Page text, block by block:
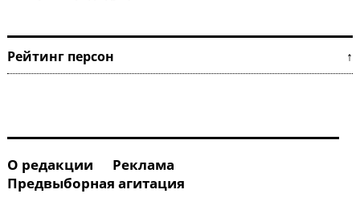
Рейтинг персон ↑
О редакции
Реклама
Предвыборная агитация